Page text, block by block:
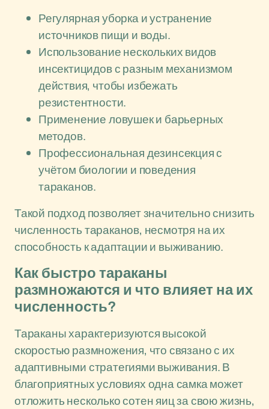
Регулярная уборка и устранение
источников пищи и воды.
Использование нескольких видов
инсектицидов с разным механизмом
действия, чтобы избежать
резистентности.
Применение ловушек и барьерных
методов.
Профессиональная дезинсекция с
учётом биологии и поведения
тараканов.
Такой подход позволяет значительно снизить
численность тараканов, несмотря на их
способность к адаптации и выживанию.
Как быстро тараканы
размножаются и что влияет на их
численность?
Тараканы характеризуются высокой
скоростью размножения, что связано с их
адаптивными стратегиями выживания. В
благоприятных условиях одна самка может
отложить несколько сотен яиц за свою жизнь,